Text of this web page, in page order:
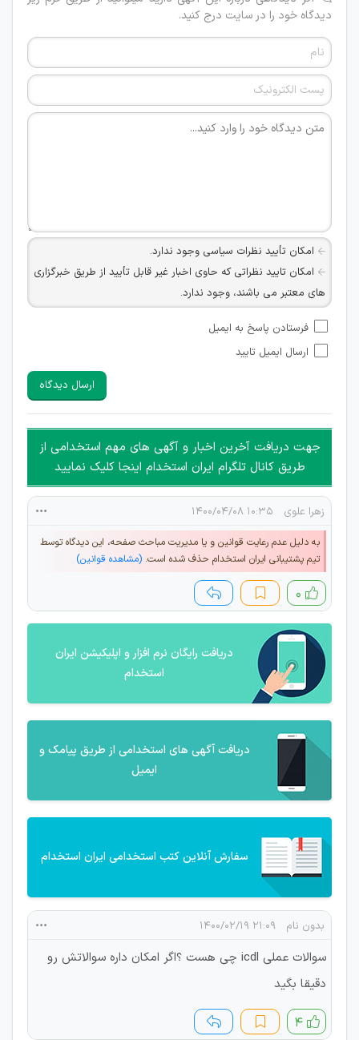
دیدگاه خود را در سایت درج کنید.
امکان تأیید نظرات سیاسی وجود ندارد.
امکان تایید نظراتی که حاوی اخبار غیر قابل تأیید از طریق خبرگزاری
های معتبر می باشند، وجود ندارد.
شبکه های مجازی ارتباطی می باشند وجود ندارد.
امکان تأیید نظرات کاربرانی که به هر طریقی قصد مأیوس کردن
هرگونه تحریک، تحقیر و کنایه به سایر افراد (مسئول و غیر مسئول)
غیر مجاز می باشد.
امکان هماهنگی برای هرگونه ملاقات حضوری چه به صورت دسته
جمعی و چه فردی توسط کاربران سایت وجود ندارد.
فرستادن پاسخ به ایمیل
ارسال ایمیل تایید
ارسال دیدگاه
جهت دریافت آخرین اخبار و آگهی های مهم استخدامی از
طریق کانال تلگرام ایران استخدام اینجا کلیک نمایید
زهرا علوی ۱۰:۳۵ ۱۴۰۰/۰۴/۰۸
به دلیل عدم رعایت قوانین و یا مدیریت مباحث صفحه، این دیدگاه توسط
تیم پشتیبانی ایران استخدام حذف شده است. (مشاهده قوانین)
۰
دریافت رایگان نرم افزار و اپلیکیشن ایران
استخدام
دریافت آگهی های استخدامی از طریق پیامک و
ایمیل
سفارش آنلاین کتب استخدامی ایران استخدام
بدون نام ۲۱:۰۹ ۱۴۰۰/۰۲/۱۹
سوالات عملی icdl چی هست ؟اگر امکان داره سوالاتش رو
دقیقا بگید
۴